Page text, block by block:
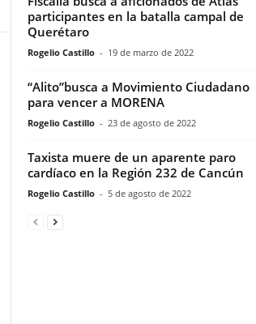
participantes en la batalla campal de
Querétaro
Rogelio Castillo - 19 de marzo de 2022
“Alito”busca a Movimiento Ciudadano
para vencer a MORENA
Rogelio Castillo - 23 de agosto de 2022
Taxista muere de un aparente paro
cardíaco en la Región 232 de Cancún
Rogelio Castillo - 5 de agosto de 2022